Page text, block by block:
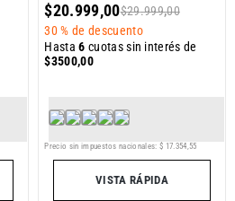
$20.999,00$29.999,00
30 % de descuento
Hasta6 cuotas sin interés de
$3500,00
Precio sin impuestos nacionales: $ 17.354,55
VISTA RÁPIDA